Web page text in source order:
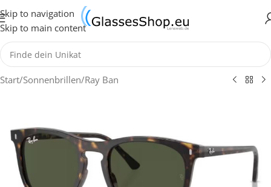
Skip to navigation
Skip to main content
Start/Sonnenbrillen/Ray Ban